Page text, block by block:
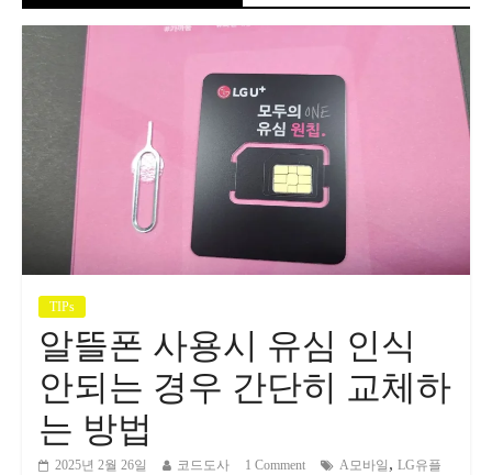
TIPs
알뜰폰 사용시 유심 인식
안되는 경우 간단히 교체하
는 방법
2025년 2월 26일 코드도사 1 Comment A모바일 , LG유플